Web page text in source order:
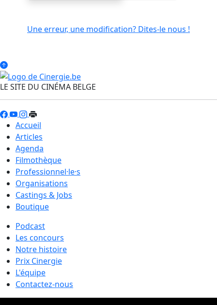
Une erreur, une modification? Dites-le nous !
LE SITE DU CINÉMA BELGE
Accueil
Articles
Agenda
Filmothèque
Professionnel·le·s
Organisations
Castings & Jobs
Boutique
Podcast
Les concours
Notre histoire
Prix Cinergie
L'équipe
Contactez-nous